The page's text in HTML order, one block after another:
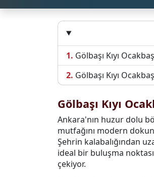
Gölbaşı Kıyı
Gölbaşı Kıyı
Gölbaşı Kıyı
Ankara'nın huzur dolu
mutfağını modern
Şehrin kalabalığından
ideal bir buluşma
çekiyor.